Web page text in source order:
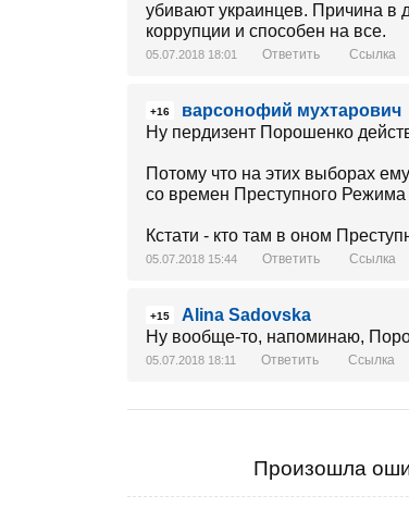
убивают украинцев. Причина в
коррупции и способен на все.
05.07.2018 18:01 Ответить Ссылка
+16
варсонофий мухтарович
Ну пердизент Порошенко
Потому что на этих выборах
со времен Преступного Режима
Кстати - кто там в оном
05.07.2018 15:44 Ответить Ссылка
+15
Alina Sadovska
Ну вообще-то, напоминаю,
05.07.2018 18:11 Ответить Ссылка
Произошла